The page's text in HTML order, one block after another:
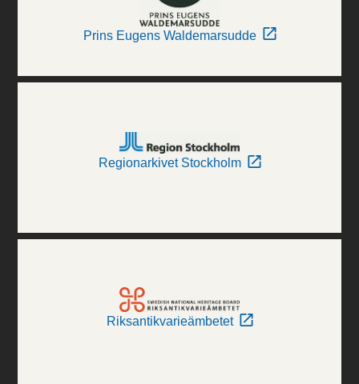
Prins Eugens Waldemarsudde
Regionarkivet Stockholm
Riksantikvarieämbetet